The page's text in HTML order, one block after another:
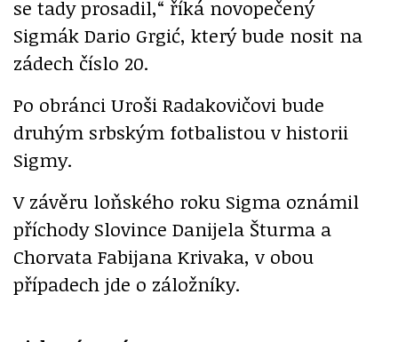
se tady prosadil,“ říká novopečený
Sigmák Dario Grgić, který bude nosit na
zádech číslo 20.
Po obránci Uroši Radakovičovi bude
druhým srbským fotbalistou v historii
Sigmy.
V závěru loňského roku Sigma oznámil
příchody Slovince Danijela Šturma a
Chorvata Fabijana Krivaka, v obou
případech jde o záložníky.